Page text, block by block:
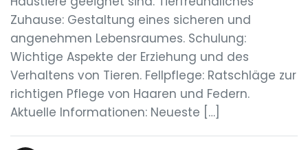
Zuhause: Gestaltung eines sicheren und
angenehmen Lebensraumes. Schulung:
Wichtige Aspekte der Erziehung und des
Verhaltens von Tieren. Fellpflege: Ratschläge zur
richtigen Pflege von Haaren und Federn.
Aktuelle Informationen: Neueste […]